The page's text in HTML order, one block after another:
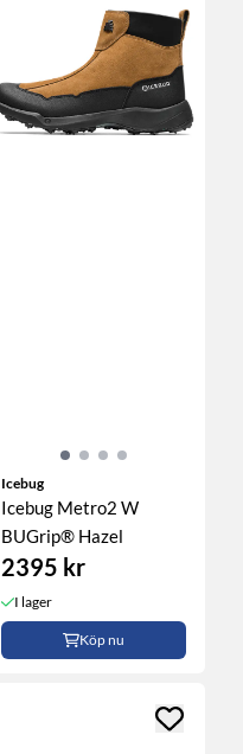
Icebug
Icebug Metro2 W
BUGrip® Hazel
2395 kr
I lager
Köp nu